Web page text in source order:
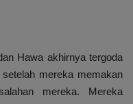
Hawa akhirnya tergoda
mereka memakan
mereka. Mereka